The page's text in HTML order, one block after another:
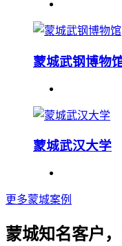
蒙城武钢博物
蒙城武汉大学
更多蒙城案例
蒙城知名客户